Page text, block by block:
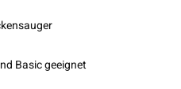
Basic geeignet